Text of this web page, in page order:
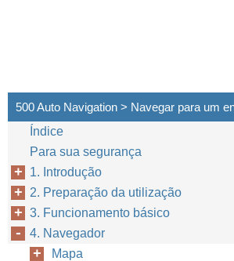
500 Auto Navigation > Navegar para um
Índice
Para sua segurança
1. Introdução
2. Preparação da utilização
3. Funcionamento básico
4. Navegador
Mapa